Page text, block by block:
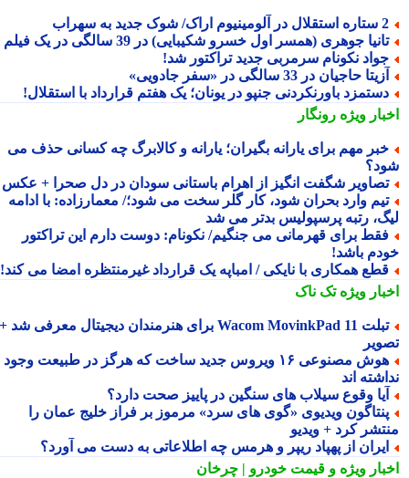
جوهری (همسر اول خسرو شکیبایی) در 39 سالگی در یک فیلم
نکونام سرمربی جدید تراکتور شد!
حاجیان در 33 سالگی در «سفر جادویی»
باورنکردنی جنپو در یونان؛ یک هفتم قرارداد با استقلال!
ویژهرونگار
مهم برای یارانه بگیران؛ یارانه و کالابرگ چه کسانی حذف می
شگفت انگیز از اهرام باستانی سودان در دل صحرا + عکس
وارد بحران شود، کار گلر سخت می شود؛/ معمارزاده: با ادامه
رتبه پرسپولیس بدتر می شد
برای قهرمانی می جنگیم/ نکونام: دوست دارم این تراکتور
باشد!
همکاری با نایکی / امباپه یک قرارداد غیرمنتظره امضا می کند!
ویژهتک ناک
تبلت Wacom MovinkPad 11 برای هنرمندان دیجیتال معرفی شد +
هوش مصنوعی ۱۶ ویروس جدید ساخت که هرگز در طبیعت وجود
اند
وقوع سیلاب های سنگین در پاییز صحت دارد؟
ویدیوی «گوی های سرد» مرموز بر فراز خلیج عمان را
کرد + ویدیو
از پهپاد ریپر و هرمس چه اطلاعاتی به دست می آورد؟
ویژهو قیمت خودرو | چرخان